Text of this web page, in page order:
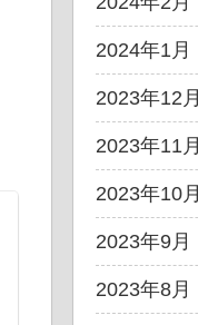
2024年1月
2023年12月
2023年11月
2023年10月
2023年9月
2023年8月